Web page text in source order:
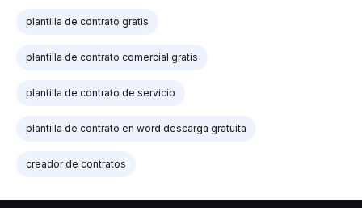
plantilla de contrato gratis
plantilla de contrato comercial gratis
plantilla de contrato de servicio
plantilla de contrato en word descarga gratuita
creador de contratos